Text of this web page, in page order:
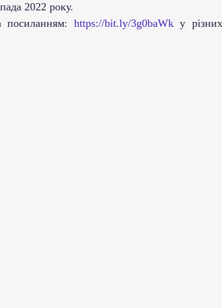
2022 року.
посиланням: https://bit.ly/3g0baWk у різних